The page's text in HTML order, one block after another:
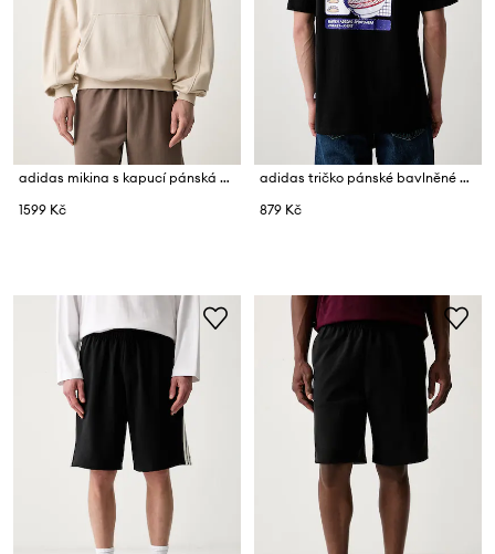
adidas mikina s kapucí pánská bavlněná
1599 Kč
adidas tričko pánské bavlněné Ramen
879 Kč